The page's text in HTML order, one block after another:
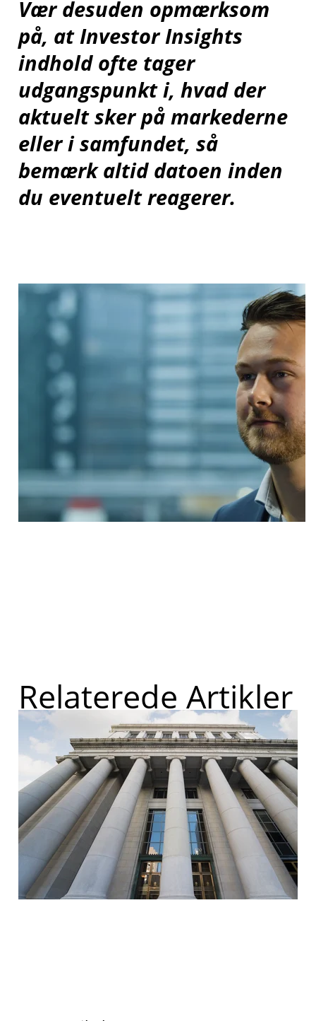
Vær desuden opmærksom
på, at Investor Insights
indhold ofte tager
udgangspunkt i, hvad der
aktuelt sker på markederne
eller i samfundet, så
bemærk altid datoen inden
du eventuelt reagerer.
Relaterede Artikler